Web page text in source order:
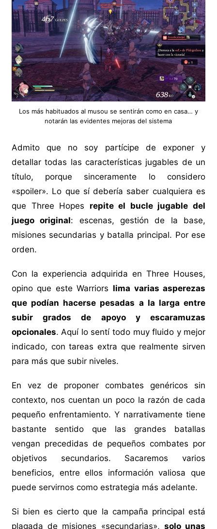
Los más habituados al musou se sentirán como en casa… y
notarán las evidentes mejoras del sistema
Admito que no soy partícipe de exponer y
detallar todas las características jugables de un
título, porque sinceramente lo considero
«spoiler». Lo que sí debería saber cualquiera es
que Three Hopes repite el bucle jugable del
juego original: escenas, gestión de la base,
misiones secundarias y batalla principal. Por ese
orden.
Con la experiencia adquirida en Three Houses,
opino que este Warriors lima varias asperezas
que podían hacerse pesadas a la larga entre
subir grados de apoyo y escaramuzas
opcionales. Aquí lo sentí todo muy fluido y mejor
indicado, con tareas extra que realmente sirven
para más que subir niveles.
En vez de proponer combates genéricos sin
contexto, nos cuentan un poco la razón de cada
pequeño enfrentamiento. Y narrativamente tiene
bastante sentido que las grandes batallas
vengan precedidas de pequeños combates por
objetivos secundarios. Sacaremos varios
beneficios, entre ellos información valiosa que
puede servirnos como estrategia más adelante.
Si bien es cierto que la campaña principal está
plagada de misiones «secundarias», solo unas